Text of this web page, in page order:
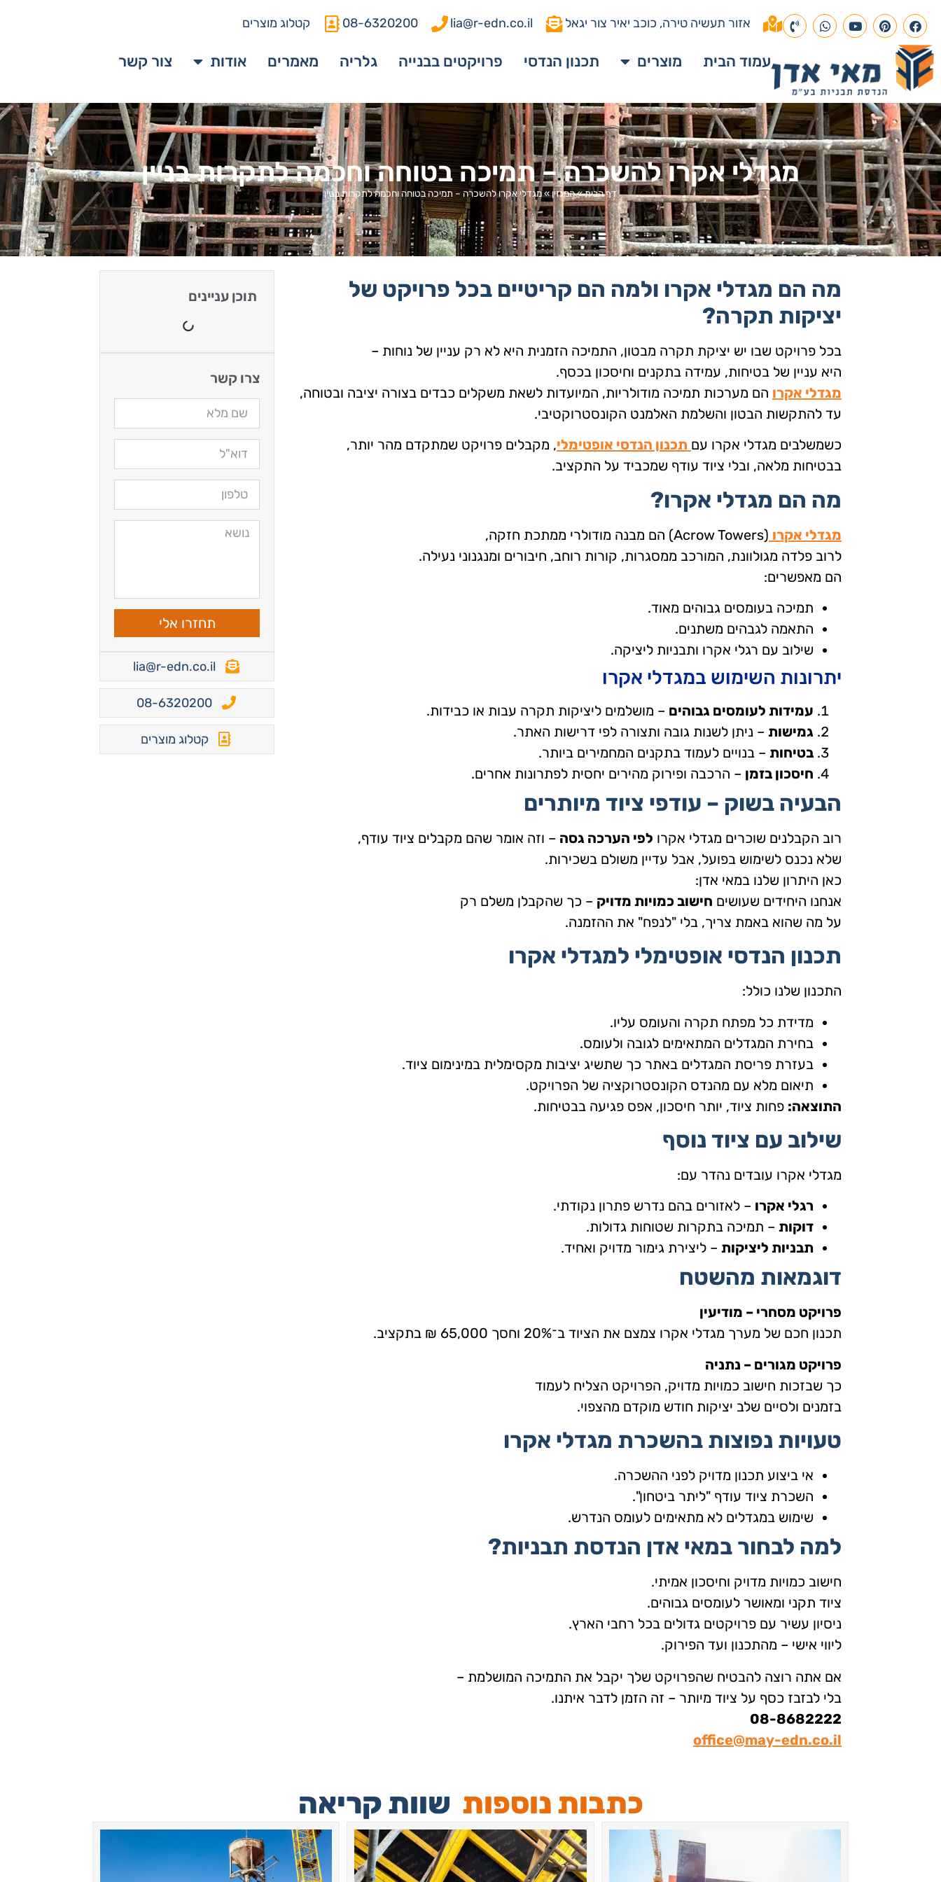
אזור תעשיה טירה, כוכב יאיר צור יגאל lia@r-edn.co.il
08-6320200 קטלוג מוצרים
עמוד הבית מוצרים תכנון הנדסי פרויקטים בבנייה גלריה מאמרים אודות צור קשר
מגדלי אקרו להשכרה – תמיכה בטוחה וחכמה לתקרות בניין
דף הבית»המגזין»מגדלי אקרו להשכרה – תמיכה בטוחה וחכמה לתקרות בניין
מה הם מגדלי אקרו ולמה הם קריטיים בכל פרויקט של
יציקות תקרה?
בכל פרויקט שבו יש יציקת תקרה מבטון, התמיכה הזמנית היא לא רק עניין של נוחות –
היא עניין של בטיחות, עמידה בתקנים וחיסכון בכסף.
מגדלי אקרו הם מערכות תמיכה מודולריות, המיועדות לשאת משקלים כבדים בצורה יציבה ובטוחה,
עד להתקשות הבטון והשלמת האלמנט הקונסטרוקטיבי.
כשמשלבים מגדלי אקרו עם תכנון הנדסי אופטימלי, מקבלים פרויקט שמתקדם מהר יותר,
בבטיחות מלאה, ובלי ציוד עודף שמכביד על התקציב.
מה הם מגדלי אקרו?
מגדלי אקרו (Acrow Towers) הם מבנה מודולרי ממתכת חזקה,
לרוב פלדה מגולוונת, המורכב ממסגרות, קורות רוחב, חיבורים ומנגנוני נעילה.
הם מאפשרים:
תמיכה בעומסים גבוהים מאוד.
התאמה לגבהים משתנים.
שילוב עם רגלי אקרו ותבניות ליציקה.
יתרונות השימוש במגדלי אקרו
עמידות לעומסים גבוהים – מושלמים ליציקות תקרה עבות או כבידות.
גמישות – ניתן לשנות גובה ותצורה לפי דרישות האתר.
בטיחות – בנויים לעמוד בתקנים המחמירים ביותר.
חיסכון בזמן – הרכבה ופירוק מהירים יחסית לפתרונות אחרים.
הבעיה בשוק – עודפי ציוד מיותרים
רוב הקבלנים שוכרים מגדלי אקרו לפי הערכה גסה – וזה אומר שהם מקבלים ציוד עודף,
שלא נכנס לשימוש בפועל, אבל עדיין משולם בשכירות.
כאן היתרון שלנו במאי אדן:
אנחנו היחידים שעושים חישוב כמויות מדויק – כך שהקבלן משלם רק
על מה שהוא באמת צריך, בלי "לנפח" את ההזמנה.
תכנון הנדסי אופטימלי למגדלי אקרו
התכנון שלנו כולל:
מדידת כל מפתח תקרה והעומס עליו.
בחירת המגדלים המתאימים לגובה ולעומס.
בעזרת פריסת המגדלים באתר כך שתשיג יציבות מקסימלית במינימום ציוד.
תיאום מלא עם מהנדס הקונסטרוקציה של הפרויקט.
התוצאה: פחות ציוד, יותר חיסכון, אפס פגיעה בבטיחות.
שילוב עם ציוד נוסף
מגדלי אקרו עובדים נהדר עם:
רגלי אקרו – לאזורים בהם נדרש פתרון נקודתי.
דוקות – תמיכה בתקרות שטוחות גדולות.
תבניות ליציקות – ליצירת גימור מדויק ואחיד.
דוגמאות מהשטח
פרויקט מסחרי – מודיעין
תכנון חכם של מערך מגדלי אקרו צמצם את הציוד ב־20% וחסך 65,000 ₪ בתקציב.
פרויקט מגורים – נתניה
כך שבזכות חישוב כמויות מדויק, הפרויקט הצליח לעמוד
בזמנים ולסיים שלב יציקות חודש מוקדם מהצפוי.
טעויות נפוצות בהשכרת מגדלי אקרו
אי ביצוע תכנון מדויק לפני ההשכרה.
השכרת ציוד עודף "ליתר ביטחון".
שימוש במגדלים לא מתאימים לעומס הנדרש.
למה לבחור במאי אדן הנדסת תבניות?
חישוב כמויות מדויק וחיסכון אמיתי.
ציוד תקני ומאושר לעומסים גבוהים.
ניסיון עשיר עם פרויקטים גדולים בכל רחבי הארץ.
ליווי אישי – מהתכנון ועד הפירוק.
אם אתה רוצה להבטיח שהפרויקט שלך יקבל את התמיכה המושלמת –
בלי לבזבז כסף על ציוד מיותר – זה הזמן לדבר איתנו.
08-8682222
office@may-edn.co.il
תוכן עניינים
צרו קשר
תחזרו אלי
lia@r-edn.co.il
08-6320200
קטלוג מוצרים
כתבות נוספות שוות קריאה